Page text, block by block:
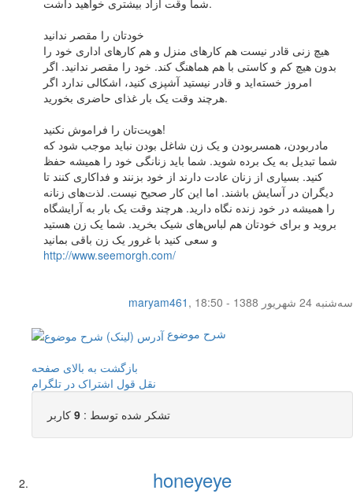
شما وقت آزاد بیشتری خواهید داشت.
خودتان را مقصر ندانید
هیچ زنی قادر نیست هم کارهای منزل و هم کارهای اداری خود را
بدون هیچ کم و کاستی با هم هماهنگ کند. خود را مقصر ندانید. اگر
امروز خسته‌اید و قادر نیستید آشپزی کنید، اشکالی ندارد اگر
هرچند وقت یک بار غذای حاضری بخورید.
هویت‌تان را فراموش نکنید!
مادربودن، همسربودن و یک زن شاغل بودن نباید موجب شود که
شما تبدیل به یک برده شوید. شما باید زنانگی خود را همیشه حفظ
کنید. بسیاری از زنان عادت دارند از خود بزنند و فداکاری کنند تا
دیگران در آسایش باشند. اما این کار صحیح نیست. لذت‌های زنانه
را همیشه در خود زنده نگاه دارید. هرچند وقت یک بار به آرایشگاه
بروید و برای خودتان هم لباس‌های شیک بخرید. شما یک زن هستید
و سعی کنید با غرور یک زن باقی بمانید
http://www.seemorgh.com/
maryam461 ,
سه‌شنبه 24 شهریور 1388 - 18:50
شرح موضوع
بازگشت به بالای صفحه
نقل قول اشتراک در تلگرام
تشکر شده توسط : 9 کاربر
honeyeye